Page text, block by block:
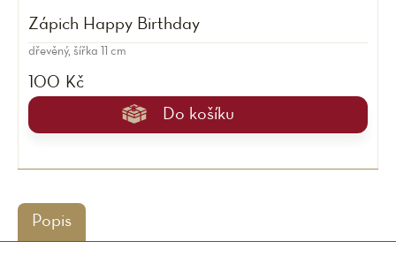
Zápich Happy Birthday
100 Kč
Do košíku
dřevěný, šířka 11 cm
Popis